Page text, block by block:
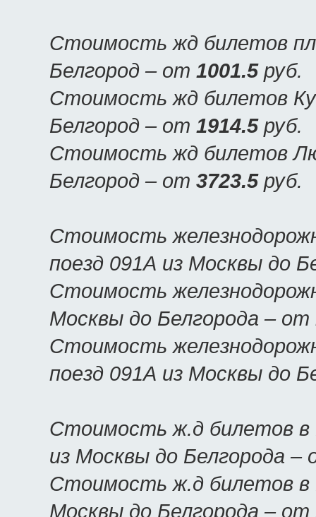
Стоимость жд билетов
Белгород – от 1001.5руб.
Стоимость жд билетов
Белгород – от 1914.5руб.
Стоимость жд билетов
Белгород – от 3723.5руб.
Стоимость
поезд 091А из Москвы до
Стоимость
Москвы до Белгорода – от
Стоимость
поезд 091А из Москвы до
Стоимость ж.д билетов в
из Москвы до Белгорода
Стоимость ж.д билетов в
Москвы до Белгорода – от